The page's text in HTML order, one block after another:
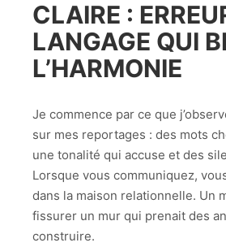
CLAIRE :
LANGAGE QUI
L’HARMONIE
Je commence par ce que
sur mes reportages : des mots
une tonalité qui accuse et des
Lorsque vous communiquez,
dans la maison relationnelle. Un
fissurer un mur qui prenait des
construire.